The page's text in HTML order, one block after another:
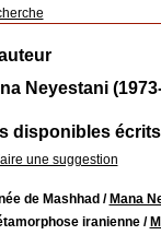
Neyestani
disponibles
une suggestion
de Mashhad / Mana
iranienne/